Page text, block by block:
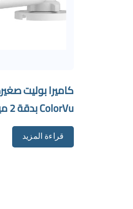
كاميرا بوليت
ColorVu بدقة 2 ميجابكسل
قراءة المزيد